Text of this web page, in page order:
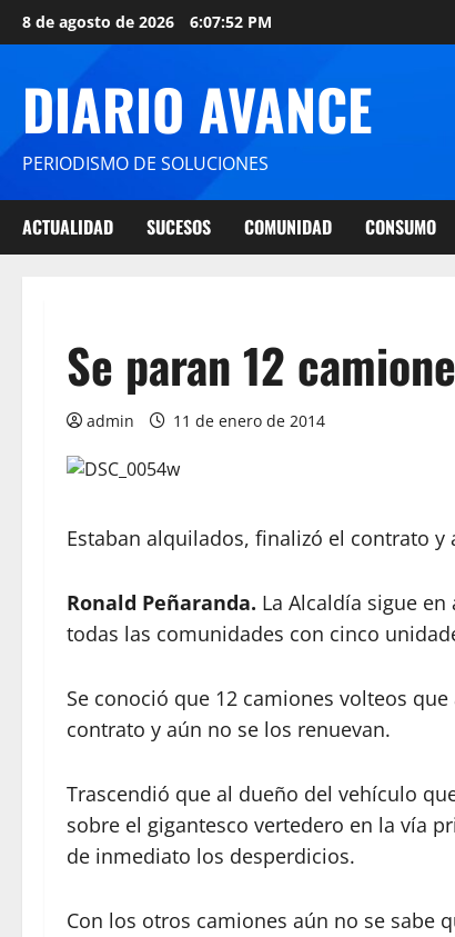
8 de agosto de 2026 6:07:53 PM
DIARIO AVANCE
PERIODISMO DE SOLUCIONES
ACTUALIDAD SUCESOS COMUNIDAD CONSUMO
Se paran 12
admin 11 de enero de 2014
Estaban alquilados, finalizó el contrato y
Ronald Peñaranda. La Alcaldía sigue
todas las comunidades con cinco
Se conoció que 12 camiones volteos
contrato y aún no se los renuevan.
Trascendió que al dueño del vehículo
sobre el gigantesco vertedero en la vía
de inmediato los desperdicios.
Con los otros camiones aún no se sabe